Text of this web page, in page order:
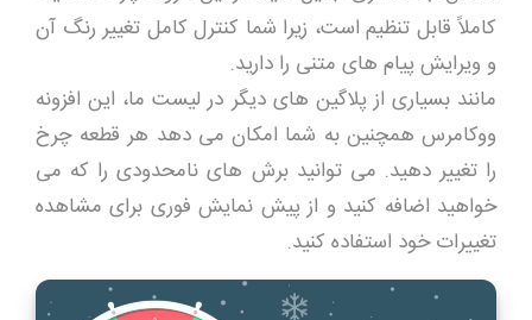
کاملاً قابل تنظیم است، زیرا شما کنترل کامل تغییر رنگ آن
و ویرایش پیام های متنی را دارید.
مانند بسیاری از پلاگین های دیگر در لیست ما، این افزونه
ووکامرس همچنین به شما امکان می دهد هر قطعه چرخ
را تغییر دهید. می توانید برش های نامحدودی را که می
خواهید اضافه کنید و از پیش نمایش فوری برای مشاهده
تغییرات خود استفاده کنید.